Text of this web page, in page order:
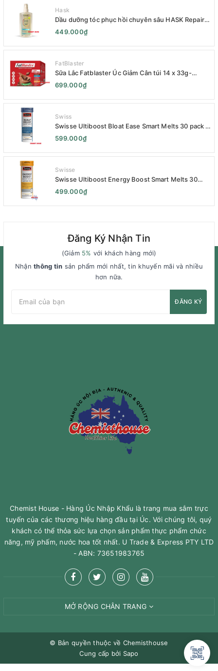
Hask
Dầu dưỡng tóc phục hồi chuyên sâu HASK Repair
Series 120mL- HASK Repair Series Intensive Repair
449.000₫
FatBlaster
Sữa Lắc Fatblaster Úc Giảm Cân túi 14 x 33g-
Naturopathica Fatblaster Weight Loss Shake
Variety Pack 14 x 33g - Sữa Giảm Cân
699.000₫
Swiss
Swisse Ultiboost Bloat Ease Smart Melts 30 pack -
Kẹo Ngậm Giảm Đầy Hơi Táo Bón Kèm Men Tiêu
Hóa - Swisse Bloat Relief Smart Melt 30 Viên
599.000₫
Swisse
Swisse Ultiboost Energy Boost Smart Melts 30
pack - Viên uống Tăng cường năng lượng tan chảy
thông minh 30 viên
499.000₫
Đăng Ký Nhận Tin
(Giảm 5% với khách hàng mới)
Nhậnthông tin sản phẩm mới nhất, tin khuyến mãi và nhiều
hơn nữa.
ĐĂNG KÝ
Chemist House - Hàng Úc Nhập Khẩu là trang mua sắm trực
tuyến của các thương hiệu hàng đầu tại Úc. Với chúng tôi, quý
khách có thể thỏa sức lựa chọn sản phẩm thực phẩm chức
năng, mỹ phấm, nước hoa tốt nhất. U Trade & Express PTY LTD
- ABN: 73651983765
MỞ RỘNG CHÂN TRANG
© Bản quyền thuộc về Chemisthouse
Cung cấp bởi Sapo